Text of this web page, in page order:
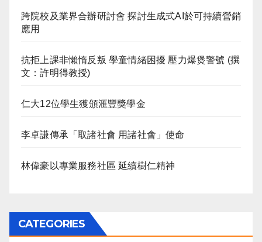
跨院校及業界合辦研討會 探討生成式AI於可持續營銷
應用
抗拒上課非懶惰反叛 學童情緒困擾 壓力爆煲警號 (撰
文：許明得教授)
仁大12位學生獲頒滙豐獎學金
李卓謙傳承「取諸社會 用諸社會」使命
林偉豪以專業服務社區 延續樹仁精神
CATEGORIES